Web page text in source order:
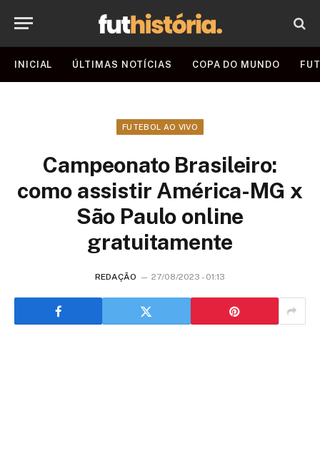
INICIAL ÚLTIMAS NOTÍCIAS COPA DO MUNDO
FUTEBOL AO VIVO
Campeonato Brasileiro:
como assistir América-MG x
São Paulo online
gratuitamente
REDAÇÃO 27/08/2023 - 01:13